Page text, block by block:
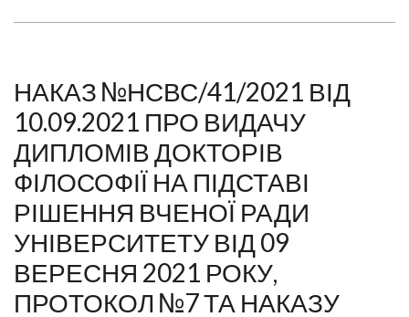
НАКАЗ №НСВС/41/2021 ВІД
10.09.2021 ПРО ВИДАЧУ
ДИПЛОМІВ ДОКТОРІВ
ФІЛОСОФІЇ НА ПІДСТАВІ
РІШЕННЯ ВЧЕНОЇ РАДИ
УНІВЕРСИТЕТУ ВІД 09
ВЕРЕСНЯ 2021 РОКУ,
ПРОТОКОЛ №7 ТА НАКАЗУ